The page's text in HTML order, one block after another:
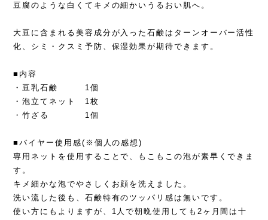
豆腐のような白くてキメの細かいうるおい肌へ。
大豆に含まれる美容成分が入った石鹸はターンオーバー活性
化、シミ・クスミ予防、保湿効果が期待できます。
■内容
・豆乳石鹸 1個
・泡立てネット 1枚
・竹ざる 1個
■バイヤー使用感(※個人の感想)
専用ネットを使用することで、もこもこの泡が素早くできま
す。
キメ細かな泡でやさしくお顔を洗えました。
洗い流した後も、石鹸特有のツッパリ感は無いです。
使い方にもよりますが、1人で朝晩使用しても2ヶ月間は十